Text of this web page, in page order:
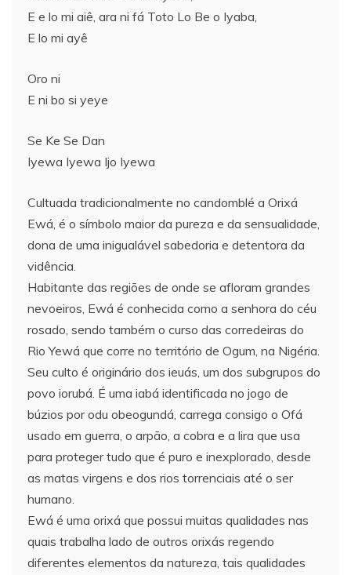
E e lo mi aiê, ara ni fá Toto Lo Be o Iyaba,
E lo mi ayê
Oro ni
E ni bo si yeye
Se Ke Se Dan
Iyewa Iyewa Ijo Iyewa
Cultuada tradicionalmente no candomblé a Orixá
Ewá, é o símbolo maior da pureza e da sensualidade,
dona de uma inigualável sabedoria e detentora da
vidência.
Habitante das regiões de onde se afloram grandes
nevoeiros, Ewá é conhecida como a senhora do céu
rosado, sendo também o curso das corredeiras do
Rio Yewá que corre no território de Ogum, na Nigéria.
Seu culto é originário dos ieuás, um dos subgrupos do
povo iorubá. É uma iabá identificada no jogo de
búzios por odu obeogundá, carrega consigo o Ofá
usado em guerra, o arpão, a cobra e a lira que usa
para proteger tudo que é puro e inexplorado, desde
as matas virgens e dos rios torrenciais até o ser
humano.
Ewá é uma orixá que possui muitas qualidades nas
quais trabalha lado de outros orixás regendo
diferentes elementos da natureza, tais qualidades